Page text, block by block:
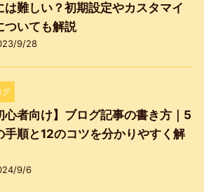
は難しい？初期設定やカスタマイ
ついても解説
9/28
グ
心者向け】ブログ記事の書き方｜5
手順と12のコツを分かりやすく解
9/6